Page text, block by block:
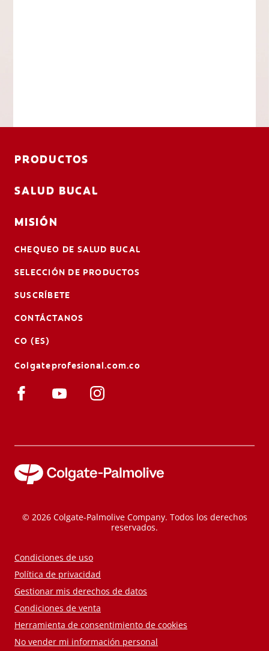
PRODUCTOS
SALUD BUCAL
MISIÓN
CHEQUEO DE SALUD BUCAL
SELECCIÓN DE PRODUCTOS
SUSCRÍBETE
CONTÁCTANOS
CO (ES)
Colgateprofesional.com.co
© 2026 Colgate-Palmolive Company. Todos los derechos
reservados.
Condiciones de uso
Política de privacidad
Gestionar mis derechos de datos
Condiciones de venta
Herramienta de consentimiento de cookies
No vender mi información personal